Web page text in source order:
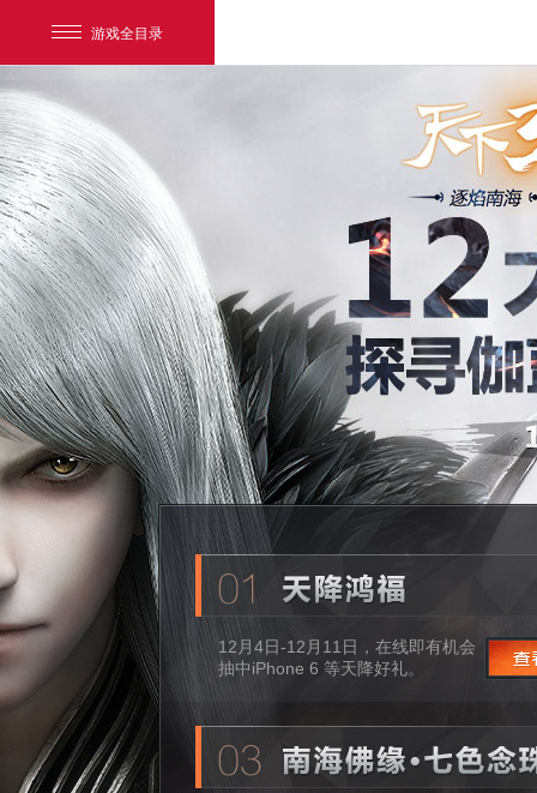
游戏全目录
网易游戏
游戏爱好者
我的足迹： 天下3
12月4日-12月11日，在线即有机会
抽中iPhone 6 等天降好礼。